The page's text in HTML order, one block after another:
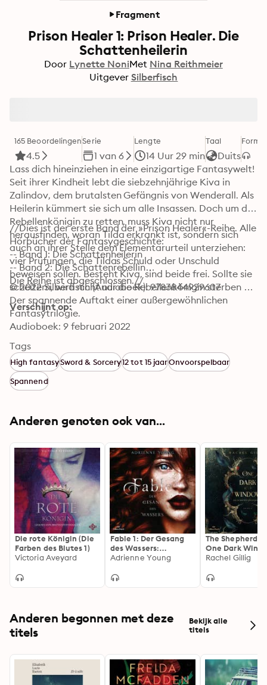
Fragment
Prison Healer 1: Prison Healer. Die
Schattenheilerin
Door Lynette NoniMet Nina Reithmeier
Uitgever Silberfisch
165 Beoordelingen
4.5
Serie
1 van 6
Lengte
14 Uur 29 min
Taal
Duits
Lass dich hineinziehen in eine einzigartige Fantasywelt!
Seit ihrer Kindheit lebt die siebzehnjährige Kiva in
Zalindov, dem brutalsten Gefängnis von Wenderall. Als
Heilerin kümmert sie sich um alle Insassen. Doch um die
Rebellenkönigin zu retten, muss Kiva nicht nur
herausfinden, woran Tilda erkrankt ist, sondern sich
auch an ihrer Stelle dem Elementarurteil unterziehen:
vier Prüfungen, die Tildas Schuld oder Unschuld
beweisen sollen. Besteht Kiva, sind beide frei. Sollte sie
scheitern, wird nicht nur die Rebellenkönigin sterben …
Der spannende Auftakt einer außergewöhnlichen
Fantasytrilogie.
//Dies ist der erste Band der »Prison Healer«-Reihe. Alle
Hörbücher der Fantasygeschichte:
-- Band 1: Die Schattenheilerin
-- Band 2: Die Schattenrebellin
Die Reihe ist abgeschlossen.//
© 2022 Silberfisch (Audioboek): 9783844929607
Verschijnt op:
Audioboek: 9 februari 2022
Tags
High fantasySword & Sorcery12 tot 15 jaarOnvoorspelbaar
Spannend
Anderen genoten ook van...
Die rote Königin (Die
Farben des Blutes 1)
Victoria Aveyard
Fable 1: Der Gesang
des Wassers:
Romantisch und
TikTok-Sensation auf
Adrienne Young
The Shepherd
One Dark
Rachel Gillig
Anderen begonnen met deze
titels
Bekijk alle
titels